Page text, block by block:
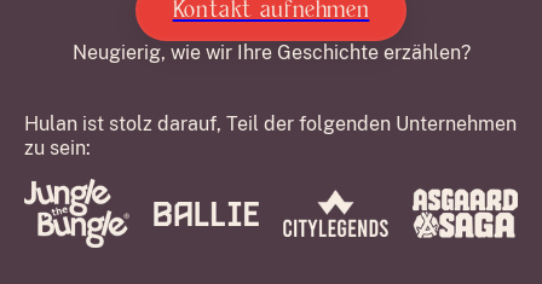
Kontakt aufnehmen
Neugierig, wie wir Ihre Geschichte erzählen?
Hulan ist stolz darauf, Teil der folgenden Unternehmen
zu sein: